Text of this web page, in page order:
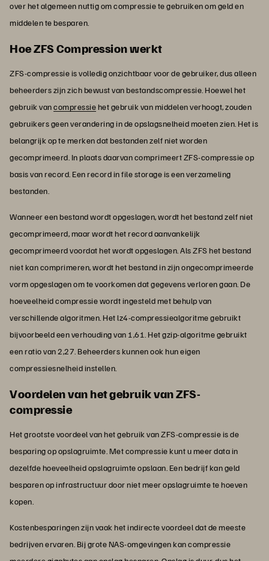
over het algemeen nuttig om compressie te gebruiken om geld en
middelen te besparen.
Hoe ZFS Compression werkt
ZFS-compressie is volledig onzichtbaar voor de gebruiker, dus alleen
beheerders zijn zich bewust van bestandscompressie. Hoewel het
gebruik vancompressiehet gebruik van middelen verhoogt, zouden
gebruikers geen verandering in de opslagsnelheid moeten zien. Het is
belangrijk op te merken dat bestanden zelf niet worden
gecomprimeerd. In plaats daarvan comprimeert ZFS-compressie op
basis van record. Een record in file storage is een verzameling
bestanden.
Wanneer een bestand wordt opgeslagen, wordt het bestand zelf niet
gecomprimeerd, maar wordt het record aanvankelijk
gecomprimeerd voordat het wordt opgeslagen. Als ZFS het bestand
niet kan comprimeren, wordt het bestand in zijn ongecomprimeerde
vorm opgeslagen om te voorkomen dat gegevens verloren gaan. De
hoeveelheid compressie wordt ingesteld met behulp van
verschillende algoritmen. Het lz4-compressiealgoritme gebruikt
bijvoorbeeld een verhouding van 1,61. Het gzip-algoritme gebruikt
een ratio van 2,27. Beheerders kunnen ook hun eigen
compressiesnelheid instellen.
Voordelen van het gebruik van ZFS-
compressie
Het grootste voordeel van het gebruik van ZFS-compressie is de
besparing op opslagruimte. Met compressie kunt u meer data in
dezelfde hoeveelheid opslagruimte opslaan. Een bedrijf kan geld
besparen op infrastructuur door niet meer opslagruimte te hoeven
kopen.
Kostenbesparingen zijn vaak het indirecte voordeel dat de meeste
bedrijven ervaren. Bij grote NAS-omgevingen kan compressie